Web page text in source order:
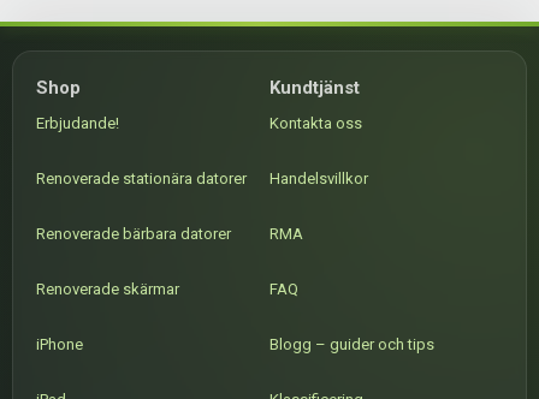
Shop
Erbjudande!
Renoverade stationära datorer
Renoverade bärbara datorer
Renoverade skärmar
iPhone
Kundtjänst
Kontakta oss
Handelsvillkor
RMA
FAQ
Blogg – guider och tips